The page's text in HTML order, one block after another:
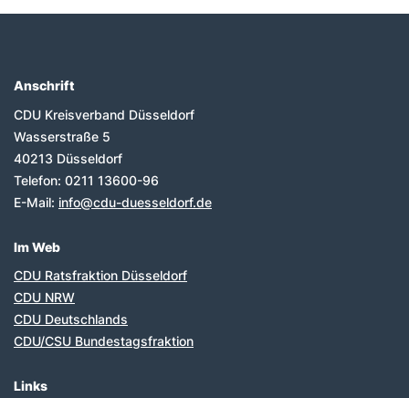
Fußbereich
Anschrift
CDU Kreisverband Düsseldorf
Wasserstraße 5
40213 Düsseldorf
Telefon: 0211 13600-96
E-Mail: info@cdu-duesseldorf.de
Im Web
CDU Ratsfraktion Düsseldorf
CDU NRW
CDU Deutschlands
CDU/CSU Bundestagsfraktion
Links